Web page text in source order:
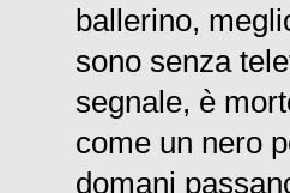
ballerino,
sono senza
segnale, è
come un nero
domani